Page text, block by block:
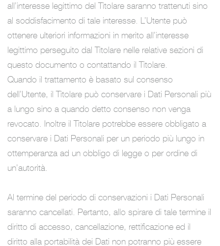
all’interesse legittimo del Titolare saranno trattenuti sino
al soddisfacimento di tale interesse. L’Utente può
ottenere ulteriori informazioni in merito all’interesse
legittimo perseguito dal Titolare nelle relative sezioni di
questo documento o contattando il Titolare.
Quando il trattamento è basato sul consenso
dell’Utente, il Titolare può conservare i Dati Personali più
a lungo sino a quando detto consenso non venga
revocato. Inoltre il Titolare potrebbe essere obbligato a
conservare i Dati Personali per un periodo più lungo in
ottemperanza ad un obbligo di legge o per ordine di
un’autorità.
Al termine del periodo di conservazioni i Dati Personali
saranno cancellati. Pertanto, allo spirare di tale termine il
diritto di accesso, cancellazione, rettificazione ed il
diritto alla portabilità dei Dati non potranno più essere